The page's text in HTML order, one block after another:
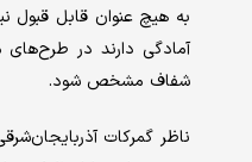
به هیچ عنوان قابل قبول
آمادگی دارند در طرح‌های
شفاف مشخص شود.
ناظر گمرکات